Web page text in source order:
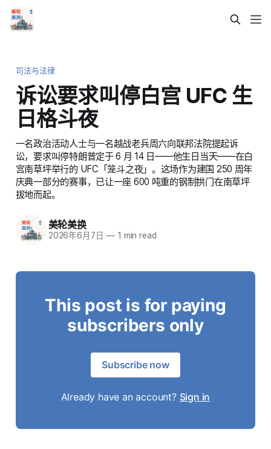
司法与法律
诉讼要求叫停白宫 UFC 生
日格斗夜
一名政治活动人士与一名越战老兵周六向联邦法院提起诉
讼，要求叫停特朗普定于 6 月 14 日——他生日当天——在白
宫南草坪举行的 UFC「笼斗之夜」。这场作为建国 250 周年
庆典一部分的赛事，已让一座 600 吨重的钢制拱门在南草坪
拔地而起。
美轮美换
2026年6月7日 —1 min read
This post is for paying
subscribers only
Subscribe now
Already have an account? Sign in